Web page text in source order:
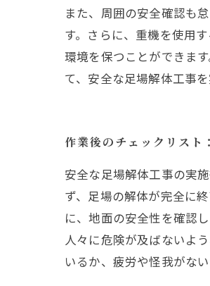
また、周囲の安全確認も
す。さらに、重機を使用
環境を保つことができま
て、安全な足場解体工事
作業後のチェックリスト
安全な足場解体工事の実
ず、足場の解体が完全に
に、地面の安全性を確認
人々に危険が及ばないよ
いるか、疲労や怪我がな